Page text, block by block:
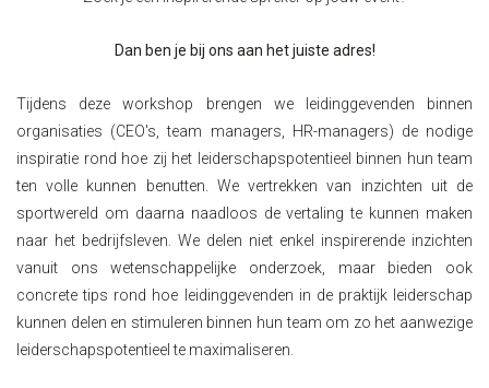
Dan ben je bij ons aan het juiste adres!
Tijdens deze workshop brengen we leidinggevenden binnen
organisaties (CEO's, team managers, HR-managers) de nodige
inspiratie rond hoe zij het leiderschapspotentieel binnen hun team
ten volle kunnen benutten. We vertrekken van inzichten uit de
sportwereld om daarna naadloos de vertaling te kunnen maken
naar het bedrijfsleven. We delen niet enkel inspirerende inzichten
vanuit ons wetenschappelijke onderzoek, maar bieden ook
concrete tips rond hoe leidinggevenden in de praktijk leiderschap
kunnen delen en stimuleren binnen hun team om zo het aanwezige
leiderschapspotentieel te maximaliseren.